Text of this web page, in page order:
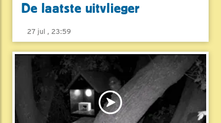
De laatste uitvlieger
27 jul , 23:59